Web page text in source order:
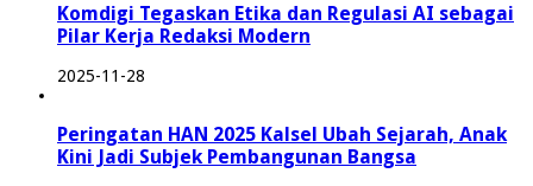
Komdigi Tegaskan Etika dan Regulasi AI sebagai
Pilar Kerja Redaksi Modern
2025-11-28
Peringatan HAN 2025 Kalsel Ubah Sejarah, Anak
Kini Jadi Subjek Pembangunan Bangsa